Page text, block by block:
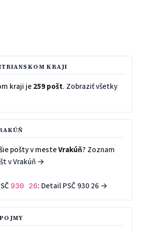
KRAJI
kraji je259 pošt. Zobraziť všetky
pošty v mesteVrakúň? Zoznam
v Vrakúň →
930 26: Detail PSČ 930 26 →